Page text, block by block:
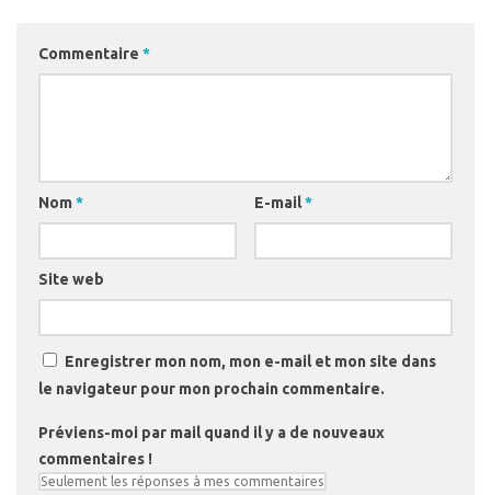
Commentaire *
Nom * E-mail*
Site web
Enregistrer mon nom, mon e-mail et mon site dans
le navigateur pour mon prochain commentaire.
Préviens-moi par mail quand il y a de nouveaux
commentaires !